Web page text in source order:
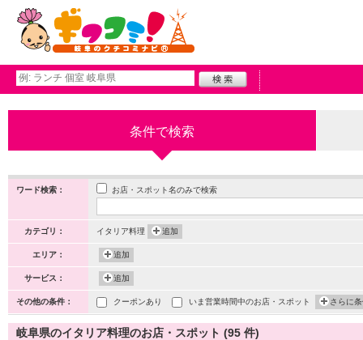
条件で検索
ワード検索： お店・スポット名のみで検索
カテゴリ： イタリア料理 追加
エリア： 追加
サービス： 追加
その他の条件： クーポンあり いま営業時間中のお店・スポット さらに
岐阜県のイタリア料理のお店・スポット (95 件)